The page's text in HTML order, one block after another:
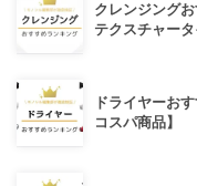
クレンジング
テクスチャー
ドライヤーお
コスパ商品】